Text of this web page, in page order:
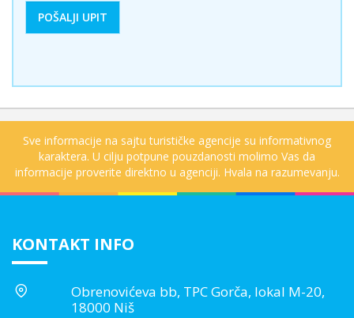
Sve informacije na sajtu turističke agencije su informativnog
karaktera. U cilju potpune pouzdanosti molimo Vas da
informacije proverite direktno u agenciji. Hvala na razumevanju.
KONTAKT INFO
Obrenovićeva bb, TPC Gorča, lokal M-20,
18000 Niš